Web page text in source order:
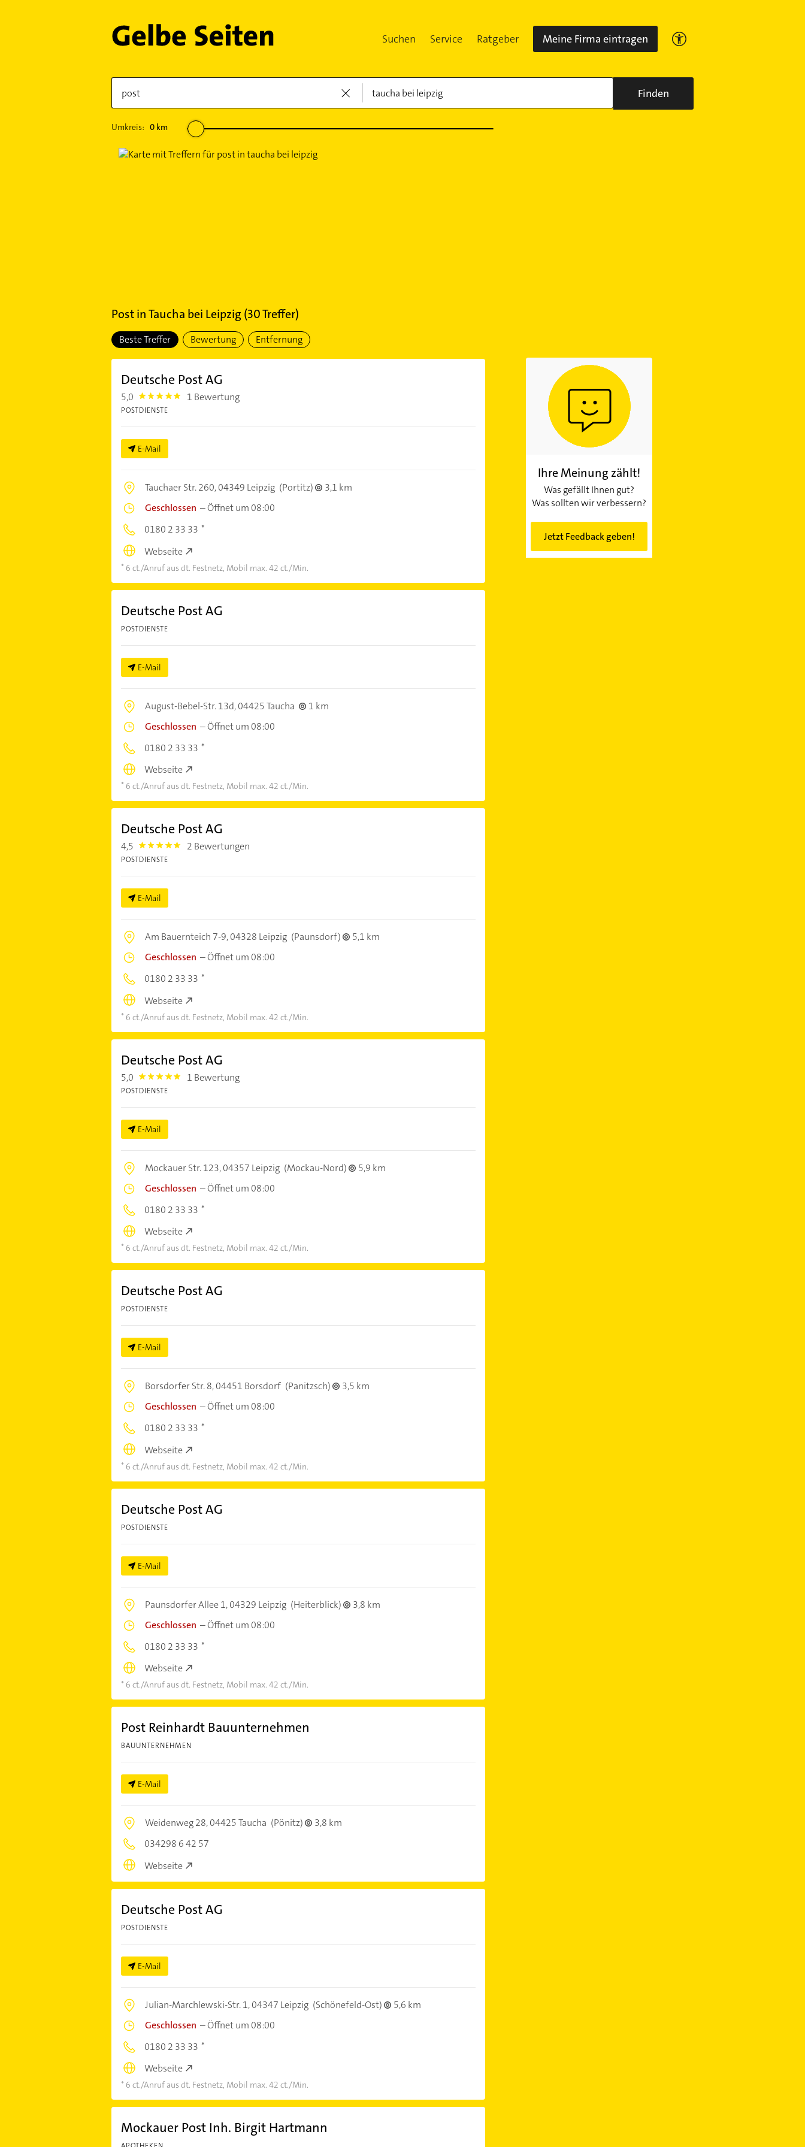
Suchen Service Ratgeber Meine Firma eintragen
Finden
Umkreis: 0km
PostinTaucha bei Leipzig (30Treffer)
Beste Treffer Bewertung Entfernung
Deutsche Post AG
5,0 5.0 1 Bewertung
POSTDIENSTE
E-Mail
Tauchaer Str. 260,04349 Leipzig (Portitz)
3,1 km
Geschlossen –Öffnet um 08:00
0180 2 33 33
Webseite
6 ct./Anruf aus dt. Festnetz, Mobil max. 42 ct./Min.
Deutsche Post AG
POSTDIENSTE
E-Mail
August-Bebel-Str. 13d,04425 Taucha
1 km
Geschlossen –Öffnet um 08:00
0180 2 33 33
Webseite
6 ct./Anruf aus dt. Festnetz, Mobil max. 42 ct./Min.
Deutsche Post AG
4,5 4.5 2 Bewertungen
POSTDIENSTE
E-Mail
Am Bauernteich 7-9,04328 Leipzig (Paunsdorf)
5,1 km
Geschlossen –Öffnet um 08:00
0180 2 33 33
Webseite
6 ct./Anruf aus dt. Festnetz, Mobil max. 42 ct./Min.
Deutsche Post AG
5,0 5.0 1 Bewertung
POSTDIENSTE
E-Mail
Mockauer Str. 123,04357 Leipzig (Mockau-Nord)
5,9 km
Geschlossen –Öffnet um 08:00
0180 2 33 33
Webseite
6 ct./Anruf aus dt. Festnetz, Mobil max. 42 ct./Min.
Deutsche Post AG
POSTDIENSTE
E-Mail
Borsdorfer Str. 8,04451 Borsdorf (Panitzsch)
3,5 km
Geschlossen –Öffnet um 08:00
0180 2 33 33
Webseite
6 ct./Anruf aus dt. Festnetz, Mobil max. 42 ct./Min.
Deutsche Post AG
POSTDIENSTE
E-Mail
Paunsdorfer Allee 1,04329 Leipzig (Heiterblick)
3,8 km
Geschlossen –Öffnet um 08:00
0180 2 33 33
Webseite
6 ct./Anruf aus dt. Festnetz, Mobil max. 42 ct./Min.
Post Reinhardt Bauunternehmen
BAUUNTERNEHMEN
E-Mail
Weidenweg 28,04425 Taucha (Pönitz)
3,8 km
034298 6 42 57
Webseite
Deutsche Post AG
POSTDIENSTE
E-Mail
Julian-Marchlewski-Str. 1,04347 Leipzig (Schönefeld-Ost)
5,6 km
Geschlossen –Öffnet um 08:00
0180 2 33 33
Webseite
6 ct./Anruf aus dt. Festnetz, Mobil max. 42 ct./Min.
Mockauer Post Inh. Birgit Hartmann
Ihre Meinung zählt!
Was gefällt Ihnen gut?
Was sollten wir verbessern?
Jetzt Feedback geben!